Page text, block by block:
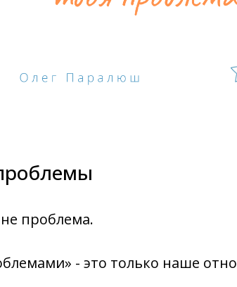
проблема.
- это только наше